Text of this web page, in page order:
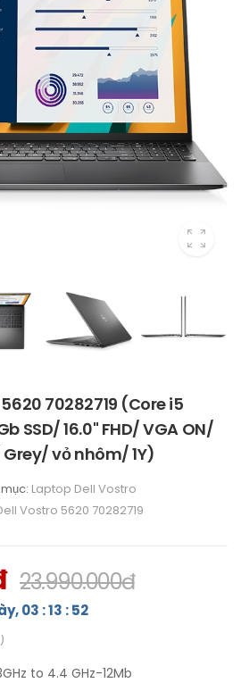
70282719 (Core i5
SSD/ 16.0" FHD/ VGA ON/
Grey/ vỏ nhôm/ 1Y)
Laptop Dell Vostro
Vostro 5620 70282719
23.990.000đ
03 : 13 : 51
to 4.4 GHz-12Mb